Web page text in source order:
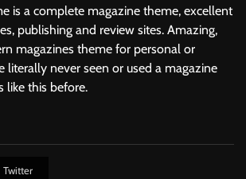
is a complete magazine theme, excellent
publishing and review sites. Amazing,
magazines theme for personal or
literally never seen or used a magazine
like this before.
Twitter